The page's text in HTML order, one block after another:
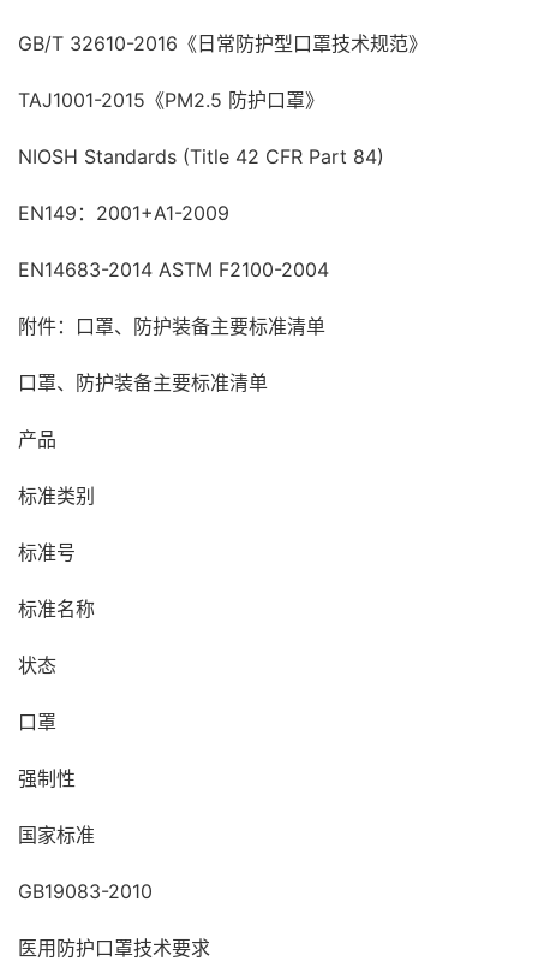
GB/T 32610-2016《日常防护型口罩技术规范》
TAJ1001-2015《PM2.5 防护口罩》
NIOSH Standards (Title 42 CFR Part 84)
EN149：2001+A1-2009
EN14683-2014 ASTM F2100-2004
附件：口罩、防护装备主要标准清单
口罩、防护装备主要标准清单
产品
标准类别
标准号
标准名称
状态
口罩
强制性
国家标准
GB19083-2010
医用防护口罩技术要求